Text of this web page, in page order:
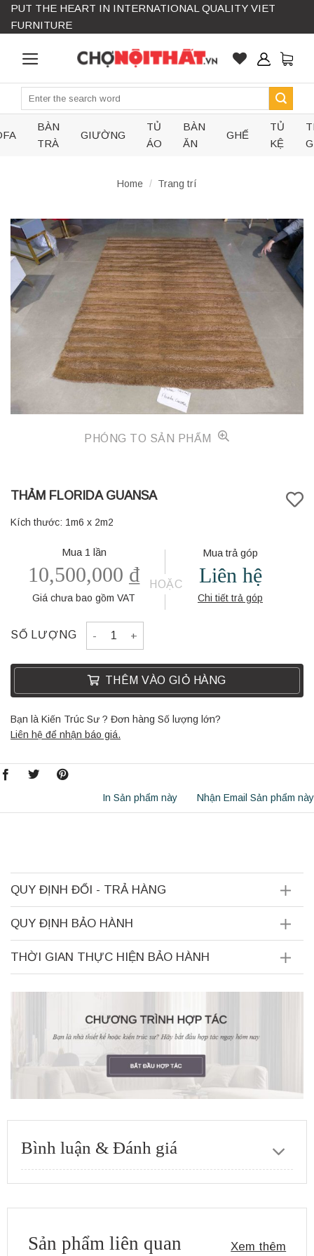
Skip
PUT THE HEART IN INTERNATIONAL QUALITY VIET
FURNITURE
Search
BÀN
TRÀ
GIƯỜNG
TỦ
ÁO
BÀN
ĂN
GHẾ
TỦ
KỆ
Home / Trang trí
PHÓNG TO SẢN PHẨM
THẢM FLORIDA GUANSA
Kích thước: 1m6 x 2m2
Mua 1 lần
10,500,000 ₫
Giá chưa bao gồm VAT
HOẶC
Mua trả góp
Liên hệ
Chi tiết trả góp
SỐ LƯỢNG THẢM FLORIDA GUANSA quantity
THÊM VÀO GIỎ HÀNG
Bạn là Kiến Trúc Sư ? Đơn hàng Số lượng lớn?
Liên hệ để nhận báo giá.
In Sản phẩm này Nhận Email Sản phẩm này
QUY ĐỊNH ĐỔI - TRẢ HÀNG
QUY ĐỊNH BẢO HÀNH
THỜI GIAN THỰC HIỆN BẢO HÀNH
Bình luận & Đánh giá
Sản phẩm liên quan Xem thêm